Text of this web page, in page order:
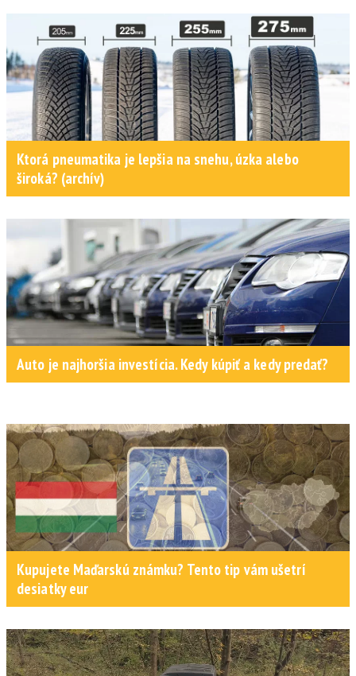
Ktorá pneumatika je lepšia na snehu, úzka alebo
široká? (archív)
Auto je najhoršia investícia. Kedy kúpiť a kedy predať?
Kupujete Maďarskú známku? Tento tip vám ušetrí
desiatky eur